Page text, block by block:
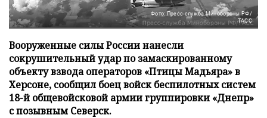
Фото: Пресс-служба Минобороны РФ/
ТАСС
Вооруженные силы России нанесли
сокрушительный удар по замаскированному
объекту взвода операторов «Птицы Мадьяра» в
Херсоне, сообщил боец войск беспилотных систем
18-й общевойсковой армии группировки «Днепр»
с позывным Северск.